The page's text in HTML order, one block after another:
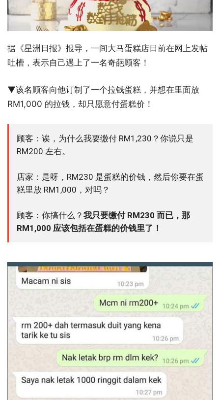
据《星洲日报》报导，一间大马蛋糕店日前在网上发帖
吐槽，表示自己遇上了一名奇葩顾客！
▼该名顾客向他订制了一个拉钱蛋糕，并想在里面放
RM1,000 的拉钱，却只愿意付蛋糕价！
顾客：诶，为什么我要缴付 RM1,230？你说只是
RM200 左右。
店家：是呀，RM230 是蛋糕的价钱，然后你要在蛋
糕里放 RM1,000，对吗？
顾客：你搞什么？ 我只要缴付 RM230 而已，那
RM1,000 应该包括在蛋糕的价钱里了！